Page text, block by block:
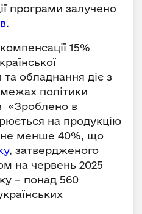
програми залучено
.
15%
та обладнання діє з
політики
«Зроблено в
на продукцію
не менше 40%, що
, затвердженого
на червень 2025
– понад 560